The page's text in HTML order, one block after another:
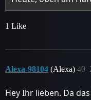
1 Like
Alexa-98104 (Alexa) 40
Hey Ihr lieben. Da